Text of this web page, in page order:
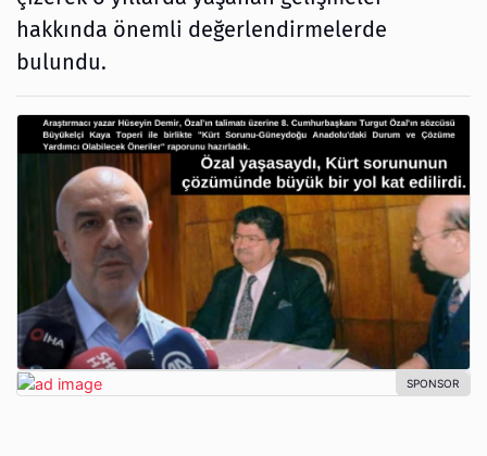
hakkında önemli değerlendirmelerde
bulundu.